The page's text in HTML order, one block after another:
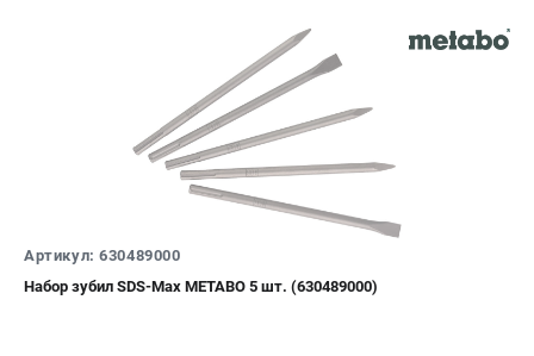
Артикул: 630489000
Набор зубил SDS-Max METABO 5 шт. (630489000)